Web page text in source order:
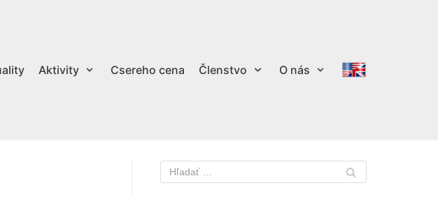
Aktivity Csereho cena Členstvo O nás